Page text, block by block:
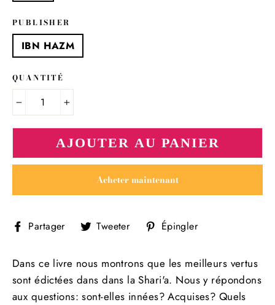
PUBLISHER
IBN HAZM
QUANTITÉ
AJOUTER AU PANIER
Acheter maintenant
Partager Partager
sur
Tweeter Tweeter
sur
Épingler
Dans ce livre nous montrons que les meilleurs vertus
sont édictées dans dans la Shari'a. Nous y répondons
aux questions: sont-elles innées? Acquises? Quels